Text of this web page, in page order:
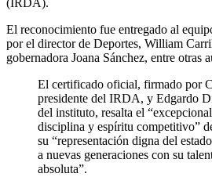
(IRDA).
El reconocimiento fue entregado al
por el director de Deportes, William
gobernadora Joana Sánchez, entre otras
El certificado oficial, firmado por
presidente del IRDA, y Edgardo
del instituto, resalta el
disciplina y espíritu competitivo”
su “representación digna del
a nuevas generaciones con su
absoluta”.